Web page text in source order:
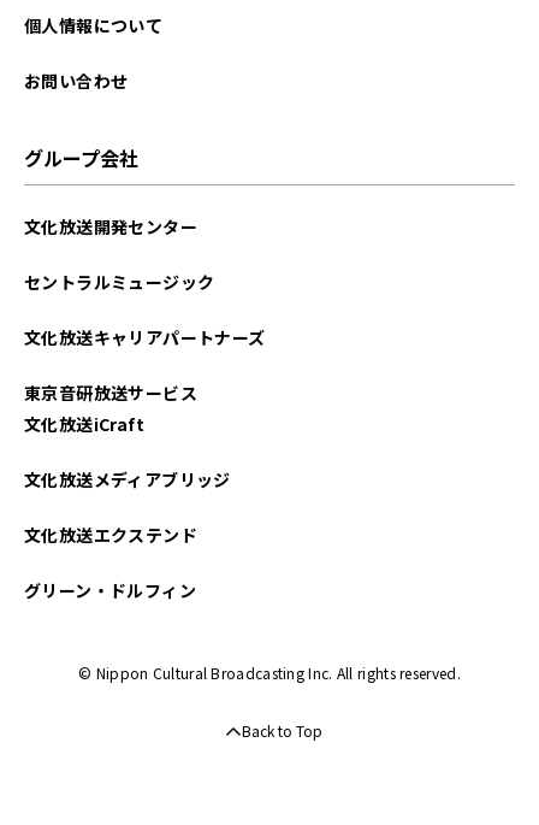
2022年11月
2021年12月
個人情報について
お問い合わせ
グループ会社
文化放送開発センター
セントラルミュージック
文化放送キャリアパートナーズ
東京音研放送サービス
文化放送iCraft
文化放送メディアブリッジ
文化放送エクステンド
グリーン・ドルフィン
© Nippon Cultural Broadcasting Inc. All rights reserved.
Back to Top